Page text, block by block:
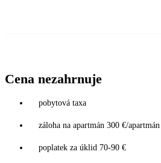
Cena nezahrnuje
pobytová taxa
záloha na apartmán 300 €/apartmán
poplatek za úklid 70-90 €